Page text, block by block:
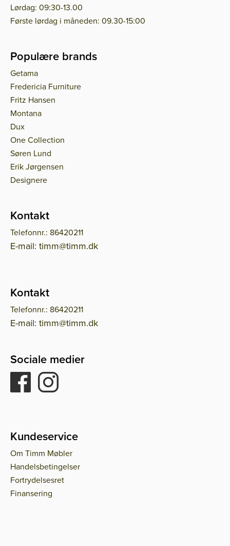
Lørdag: 09:30-13.00
Første lørdag i måneden: 09.30-15:00
Populære brands
Getama
Fredericia Furniture
Fritz Hansen
Montana
Dux
One Collection
Søren Lund
Erik Jørgensen
Designere
Kontakt
Telefonnr.: 86420211
E-mail: timm@timm.dk
Kontakt
Telefonnr.: 86420211
E-mail: timm@timm.dk
Sociale medier
Kundeservice
Om Timm Møbler
Handelsbetingelser
Fortrydelsesret
Finansering